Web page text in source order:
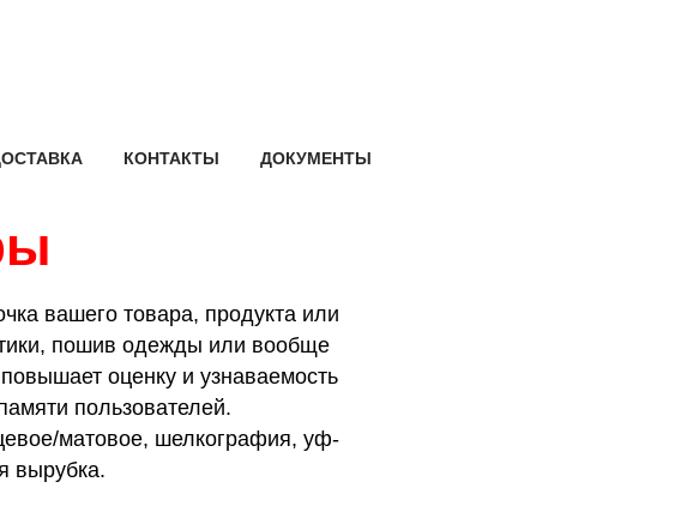
КОНТАКТЫ ДОКУМЕНТЫ
вашего товара, продукта или
пошив одежды или вообще
оценку и узнаваемость
пользователей.
матовое, шелкография, уф-
вырубка.